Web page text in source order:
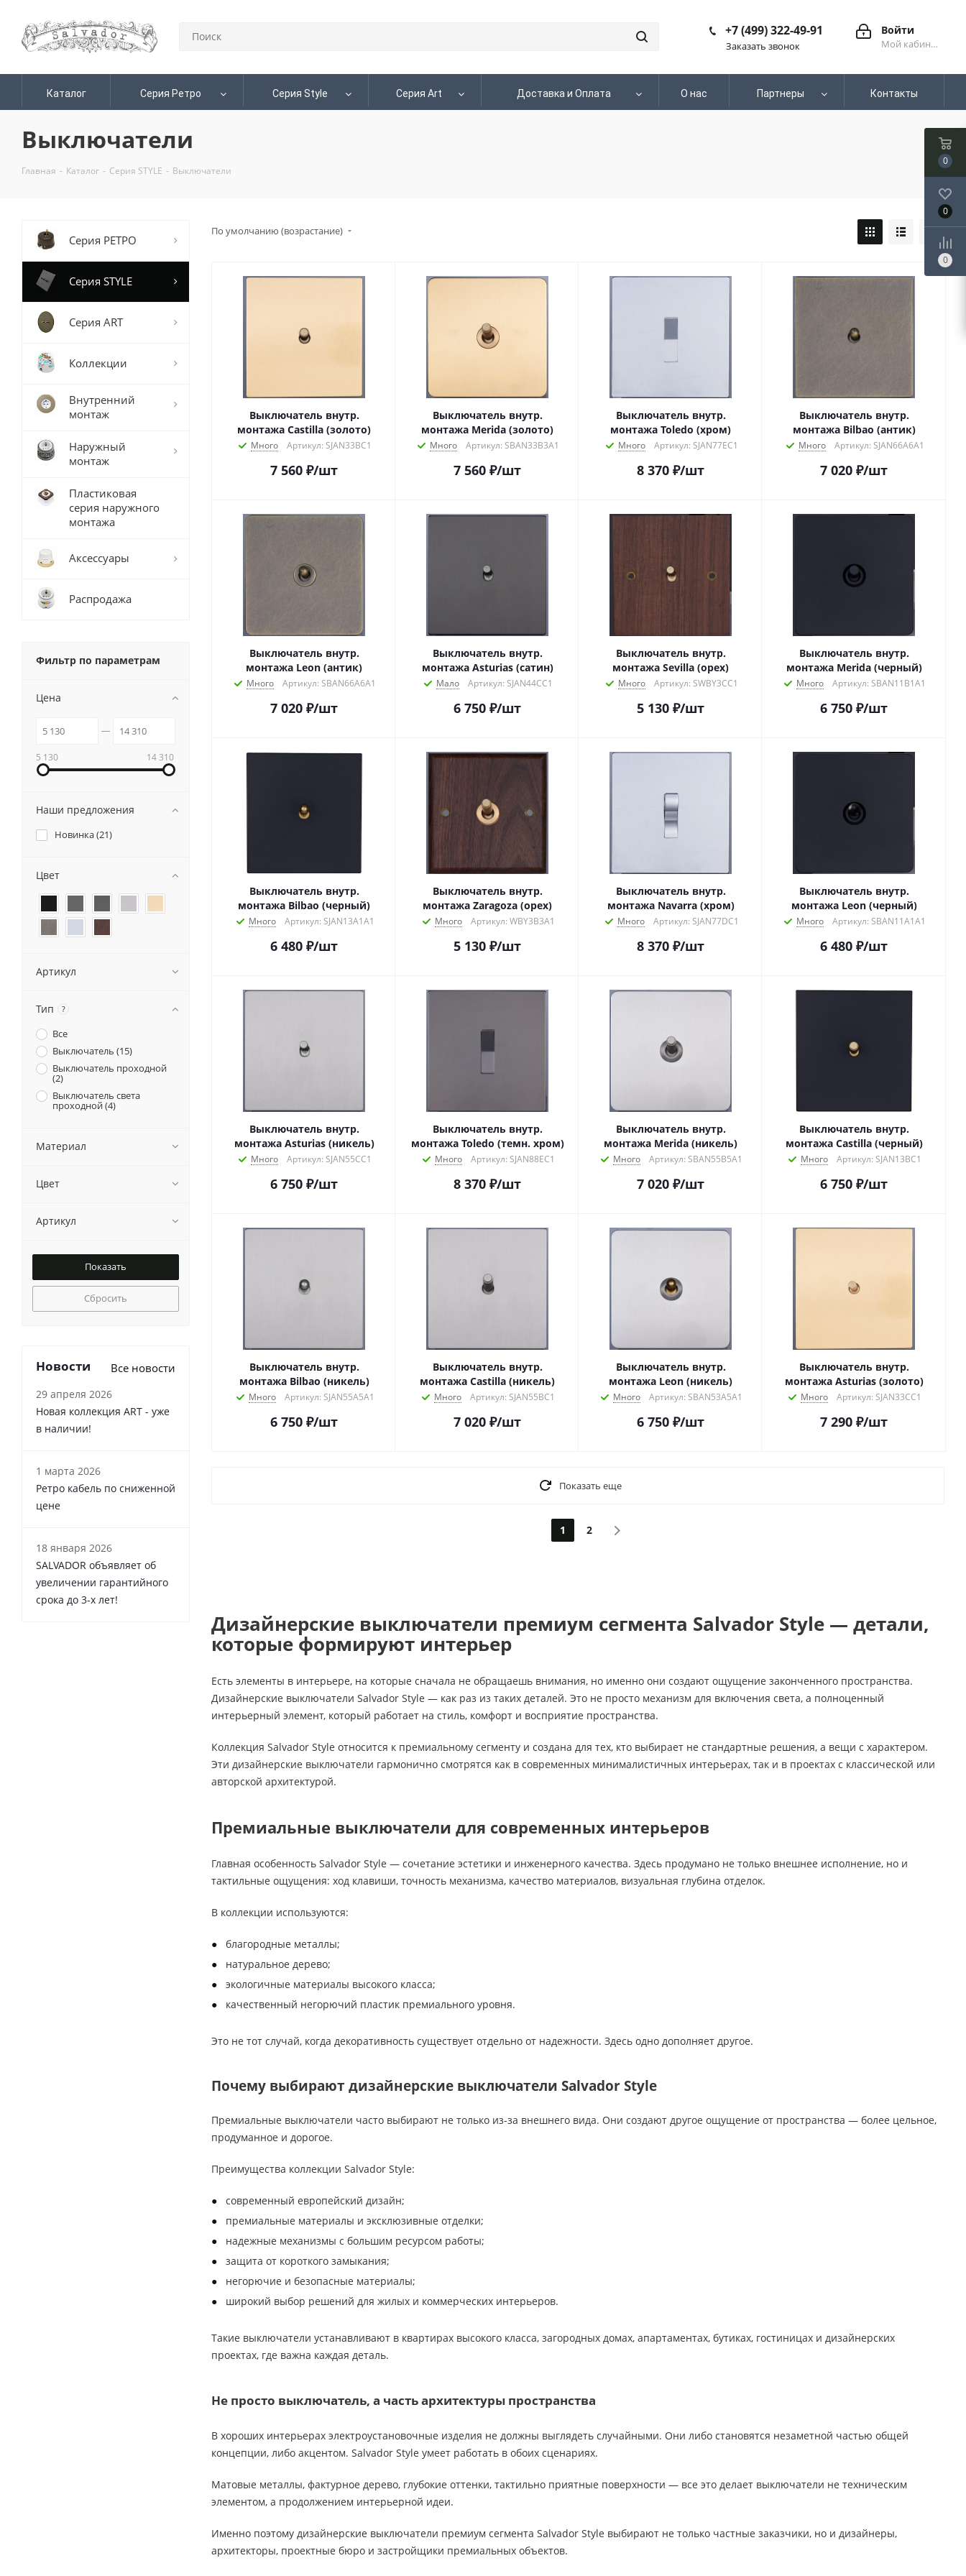
Войти
Мой кабинет
+7 (499) 322-49-91
Заказать звонок
Каталог Серия Ретро Серия Style Серия Art Доставка и Оплата О нас Партнеры Контакты
Выключатели
Главная - Каталог - Серия STYLE - Выключатели
По умолчанию (возрастание)
Выключатель внутр.
монтажа Castilla (золото)
Много Артикул: SJAN33BC1
7 560 ₽/шт
Выключатель внутр.
монтажа Merida (золото)
Много Артикул: SBAN33B3A1
7 560 ₽/шт
Выключатель внутр.
монтажа Toledo (хром)
Много Артикул: SJAN77EC1
8 370 ₽/шт
Выключатель внутр.
монтажа Bilbao (антик)
Много Артикул: SJAN66A6A1
7 020 ₽/шт
Выключатель внутр.
монтажа Leon (антик)
Много Артикул: SBAN66A6A1
7 020 ₽/шт
Выключатель внутр.
монтажа Asturias (сатин)
Мало Артикул: SJAN44CC1
6 750 ₽/шт
Выключатель внутр.
монтажа Sevilla (орех)
Много Артикул: SWBY3CC1
5 130 ₽/шт
Выключатель внутр.
монтажа Merida (черный)
Много Артикул: SBAN11B1A1
6 750 ₽/шт
Выключатель внутр.
монтажа Bilbao (черный)
Много Артикул: SJAN13A1A1
6 480 ₽/шт
Выключатель внутр.
монтажа Zaragoza (орех)
Много Артикул: WBY3B3A1
5 130 ₽/шт
Выключатель внутр.
монтажа Navarra (хром)
Много Артикул: SJAN77DC1
8 370 ₽/шт
Выключатель внутр.
монтажа Leon (черный)
Много Артикул: SBAN11A1A1
6 480 ₽/шт
Выключатель внутр.
монтажа Asturias (никель)
Много Артикул: SJAN55CC1
6 750 ₽/шт
Выключатель внутр.
монтажа Toledo (темн. хром)
Много Артикул: SJAN88EC1
8 370 ₽/шт
Выключатель внутр.
монтажа Merida (никель)
Много Артикул: SBAN55B5A1
7 020 ₽/шт
Выключатель внутр.
монтажа Castilla (черный)
Много Артикул: SJAN13BC1
6 750 ₽/шт
Выключатель внутр.
монтажа Bilbao (никель)
Много Артикул: SJAN55A5A1
6 750 ₽/шт
Выключатель внутр.
монтажа Castilla (никель)
Много Артикул: SJAN55ВС1
7 020 ₽/шт
Выключатель внутр.
монтажа Leon (никель)
Много Артикул: SBAN53A5A1
6 750 ₽/шт
Выключатель внутр.
монтажа Asturias (золото)
Много Артикул: SJAN33CC1
7 290 ₽/шт
Показать еще
1 2
Дизайнерские выключатели премиум сегмента Salvador Style — детали,
которые формируют интерьер
Есть элементы в интерьере, на которые сначала не обращаешь внимания, но именно они создают ощущение законченного пространства.
Дизайнерские выключатели Salvador Style — как раз из таких деталей. Это не просто механизм для включения света, а полноценный
интерьерный элемент, который работает на стиль, комфорт и восприятие пространства.
Коллекция Salvador Style относится к премиальному сегменту и создана для тех, кто выбирает не стандартные решения, а вещи с характером.
Эти дизайнерские выключатели гармонично смотрятся как в современных минималистичных интерьерах, так и в проектах с классической или
авторской архитектурой.
Премиальные выключатели для современных интерьеров
Главная особенность Salvador Style — сочетание эстетики и инженерного качества. Здесь продумано не только внешнее исполнение, но и
тактильные ощущения: ход клавиши, точность механизма, качество материалов, визуальная глубина отделок.
В коллекции используются:
благородные металлы;
натуральное дерево;
экологичные материалы высокого класса;
качественный негорючий пластик премиального уровня.
Это не тот случай, когда декоративность существует отдельно от надежности. Здесь одно дополняет другое.
Почему выбирают дизайнерские выключатели Salvador Style
Премиальные выключатели часто выбирают не только из-за внешнего вида. Они создают другое ощущение от пространства — более цельное,
продуманное и дорогое.
Преимущества коллекции Salvador Style:
современный европейский дизайн;
премиальные материалы и эксклюзивные отделки;
надежные механизмы с большим ресурсом работы;
защита от короткого замыкания;
негорючие и безопасные материалы;
широкий выбор решений для жилых и коммерческих интерьеров.
Такие выключатели устанавливают в квартирах высокого класса, загородных домах, апартаментах, бутиках, гостиницах и дизайнерских
проектах, где важна каждая деталь.
Не просто выключатель, а часть архитектуры пространства
В хороших интерьерах электроустановочные изделия не должны выглядеть случайными. Они либо становятся незаметной частью общей
концепции, либо акцентом. Salvador Style умеет работать в обоих сценариях.
Матовые металлы, фактурное дерево, глубокие оттенки, тактильно приятные поверхности — все это делает выключатели не техническим
элементом, а продолжением интерьерной идеи.
Именно поэтому дизайнерские выключатели премиум сегмента Salvador Style выбирают не только частные заказчики, но и дизайнеры,
архитекторы, проектные бюро и застройщики премиальных объектов.
Серия РЕТРО
Серия STYLE
Серия ART
Коллекции
Внутренний
монтаж
Наружный
монтаж
Пластиковая
серия наружного
монтажа
Аксессуары
Распродажа
Фильтр по параметрам
Цена
5 130 14 310
Наши предложения
Новинка (21)
Цвет
Артикул
Тип ?
Все
Выключатель (15)
Выключатель проходной
(2)
Выключатель света
проходной (4)
Материал
Цвет
Артикул
Сбросить
Новости Все новости
29 апреля 2026
Новая коллекция ART - уже
в наличии!
1 марта 2026
Ретро кабель по сниженной
цене
18 января 2026
SALVADOR объявляет об
увеличении гарантийного
срока до 3-х лет!
0
0
0